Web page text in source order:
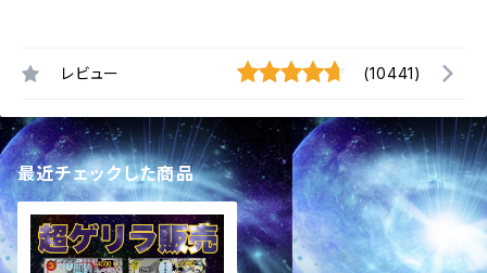
レビュー (10441)
最近チェックした商品